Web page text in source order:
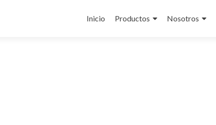
to
Inicio Productos Nosotros